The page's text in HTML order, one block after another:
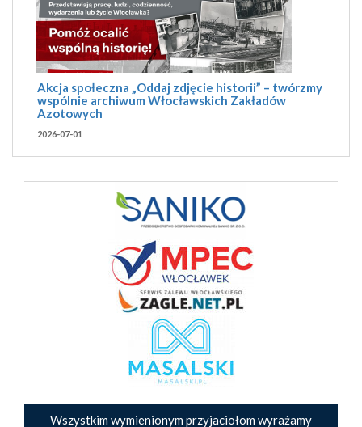
Akcja społeczna „Oddaj zdjęcie historii” – twórzmy
wspólnie archiwum Włocławskich Zakładów
Azotowych
2026-07-01
Wszystkim wymienionym przyjaciołom wyrażamy